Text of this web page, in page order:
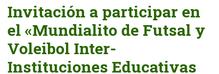
Invitación a participar en
el «Mundialito de Futsal y
Voleibol Inter-
Instituciones Educativas